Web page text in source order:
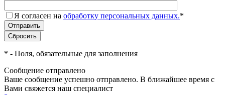
Я согласен на обработку персональных данных.*
* - Поля, обязательные для заполнения
Сообщение отправлено
Ваше сообщение успешно отправлено. В ближайшее время с
Вами свяжется наш специалист